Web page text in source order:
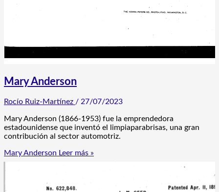
Mary Anderson
Rocío Ruiz-Martínez / 27/07/2023
Mary Anderson (1866-1953) fue la emprendedora
estadounidense que inventó el limpiaparabrisas, una gran
contribución al sector automotriz.
Mary Anderson Leer más »